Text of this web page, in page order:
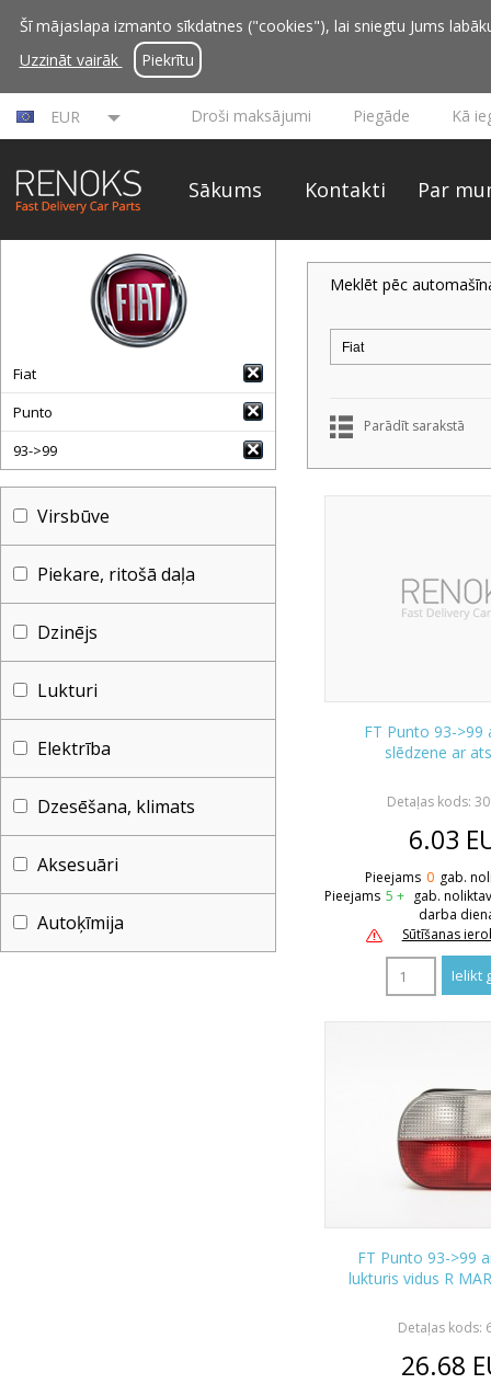
Šī mājaslapa izmanto sīkdatnes ("cookies"), lai sniegtu Jums
Uzzināt vairāk
Piekrītu
EUR Droši maksājumi Piegāde Kā
Sākums Kontakti Par
Fiat
Punto
93->99
Virsbūve
Piekare, ritošā daļa
Dzinējs
Lukturi
Elektrība
Dzesēšana, klimats
Aksesuāri
Autoķīmija
Meklēt pēc
Parādīt sarakstā
FT Punto 93->99
slēdzene ar
Detaļas kods:
6.03
Pieejams 0 gab.
Pieejams 5 + gab.
darba
Sūtīšanas
FT Punto 93->99
lukturis vidus R
Detaļas kods:
26.68